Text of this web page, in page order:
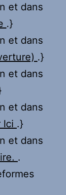
et dans
.}
et dans
.}
et dans
et dans
Ici .}
et dans
.